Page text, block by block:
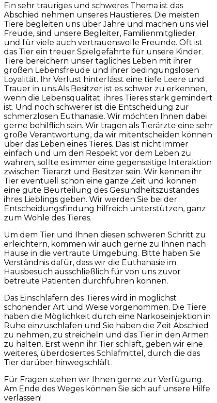
Ein sehr trauriges und schweres Thema ist das
Abschied nehmen unseres Haustieres. Die meisten
Tiere begleiten uns über Jahre und machen uns viel
Freude, sind unsere Begleiter, Familienmitglieder
und für viele auch vertrauensvolle Freunde. Oft ist
das Tier ein treuer Spielgefährte für unsere Kinder.
Tiere bereichern unser tägliches Leben mit ihrer
großen Lebensfreude und ihrer bedingungslosen
Loyalität. Ihr Verlust hinterlässt eine tiefe Leere und
Trauer in uns.Als Besitzer ist es schwer zu erkennen,
wenn die Lebensqualität ihres Tieres stark gemindert
ist. Und noch schwerer ist die Entscheidung zur
schmerzlosen Euthanasie. Wir möchten Ihnen dabei
gerne behilflich sein. Wir tragen als Tierärzte eine sehr
große Verantwortung, da wir mitentscheiden können
über das Leben eines Tieres. Das ist nicht immer
einfach und um den Respekt vor dem Leben zu
wahren, sollte es immer eine gegenseitige Interaktion
zwischen Tierarzt und Besitzer sein. Wir kennen ihr
Tier eventuell schon eine ganze Zeit und können
eine gute Beurteilung des Gesundheitszustandes
ihres Lieblings geben. Wir werden Sie bei der
Entscheidungsfindung hilfreich unterstützen, ganz
zum Wohle des Tieres.
Um dem Tier und Ihnen diesen schweren Schritt zu
erleichtern, kommen wir auch gerne zu Ihnen nach
Hause in die vertraute Umgebung. Bitte haben Sie
Verständnis dafür, dass wir die Euthanasie im
Hausbesuch ausschließlich für von uns zuvor
betreute Patienten durchführen können.
Das Einschläfern des Tieres wird in möglichst
schonender Art und Weise vorgenommen. Die Tiere
haben die Möglichkeit durch eine Narkoseinjektion in
Ruhe einzuschlafen und Sie haben die Zeit Abschied
zu nehmen, zu streicheln und das Tier in den Armen
zu halten. Erst wenn ihr Tier schläft, geben wir eine
weiteres, überdosiertes Schlafmittel, durch die das
Tier darüber hinwegschläft.
Für Fragen stehen wir Ihnen gerne zur Verfügung.
Am Ende des Weges können Sie sich auf unsere Hilfe
verlassen!